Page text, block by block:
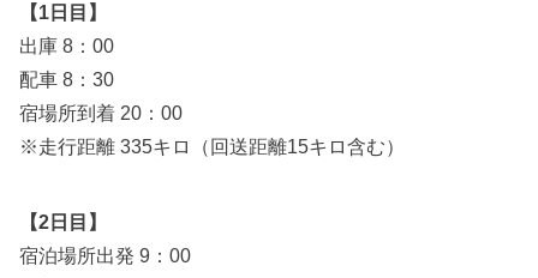
【1日目】
出庫 8：00
配車 8：30
宿場所到着 20：00
※走行距離 335キロ（回送距離15キロ含む）
【2日目】
宿泊場所出発 9：00